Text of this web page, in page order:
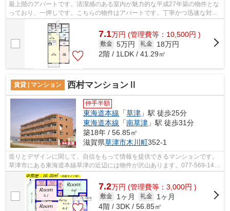
最上階のアパートです。清潔感のある室内が魅力的な平成27年築の物件とな
っており、一押しです。こちらの物件はアパートです。丁寧かつ迅速な対応
がモットーのハウスセゾン南草津店。...
7.1万円 (管理費等：10,500円 )
敷金 5万円 礼金
18万円
2階 / 1LDK / 41.29㎡
賃貸 | マンション 西村マンションⅡ
仲手半額
東海道本線 「草津 」駅 徒歩25分
東海道本線 「南草津 」駅 徒歩31分
築18年 / 56.85㎡
滋賀県草津市木川町352-1
造りとデザインに関して、自信をもって情報を提供できるマンションです。
草津市にある東海道本線草津の近辺には物件が沢山あります。077-569-1410
からハウスセゾン南草津店まで物件に...
7.2万円 (管理費等：3,000円 )
敷金 1ヶ月 礼金
1ヶ月
4階 / 3DK / 56.85㎡